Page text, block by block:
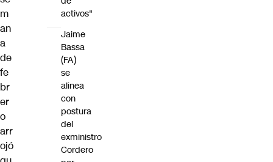
m
an
a
de
fe
br
er
o
arr
ojó
activos"
Jaime
Bassa
(FA)
se
alinea
con
postura
del
exministro
Cordero